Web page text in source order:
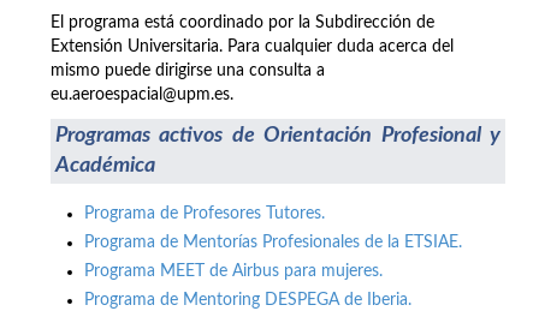
El programa está coordinado por la Subdirección de
Extensión Universitaria. Para cualquier duda acerca del
mismo puede dirigirse una consulta a
eu.aeroespacial@upm.es.
Programas activos de Orientación Profesional y
Académica
Programa de Profesores Tutores.
Programa de Mentorías Profesionales de la ETSIAE.
Programa MEET de Airbus para mujeres.
Programa de Mentoring DESPEGA de Iberia.